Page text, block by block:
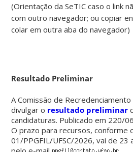
(Orientação da SeTIC caso o link
com outro navegador; ou copiar
colar em outra aba do navegador)
Resultado Preliminar
A Comissão de
divulgar o resultado preliminar
candidaturas. Publicado em 220/
O prazo para recursos, conforme
01/PPGFIL/UFSC/2026, vai de 23